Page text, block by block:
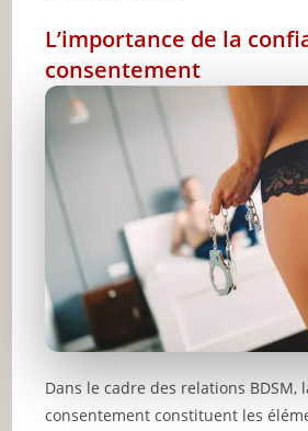
L’importance de la
consentement
Dans le cadre des relations BDSM,
consentement constituent les